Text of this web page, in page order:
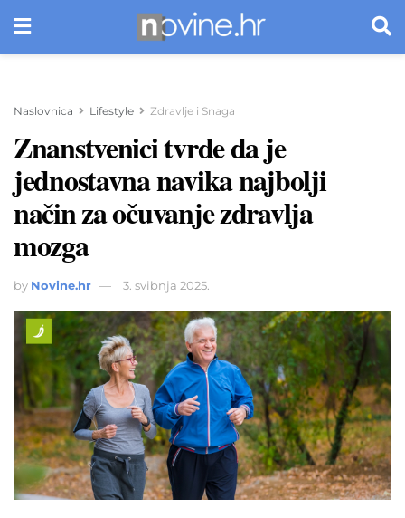
Naslovnica Lifestyle Zdravlje i Snaga
Znanstvenici tvrde da je
jednostavna navika najbolji
način za očuvanje zdravlja
mozga
by Novine.hr 3. svibnja 2025.